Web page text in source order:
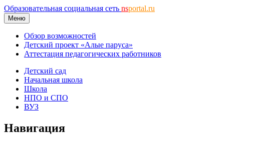
Образовательная социальная сеть nsportal.ru
Меню
Обзор возможностей
Детский проект «Алые паруса»
Аттестация педагогических работников
Детский сад
Начальная школа
Школа
НПО и СПО
ВУЗ
Навигация